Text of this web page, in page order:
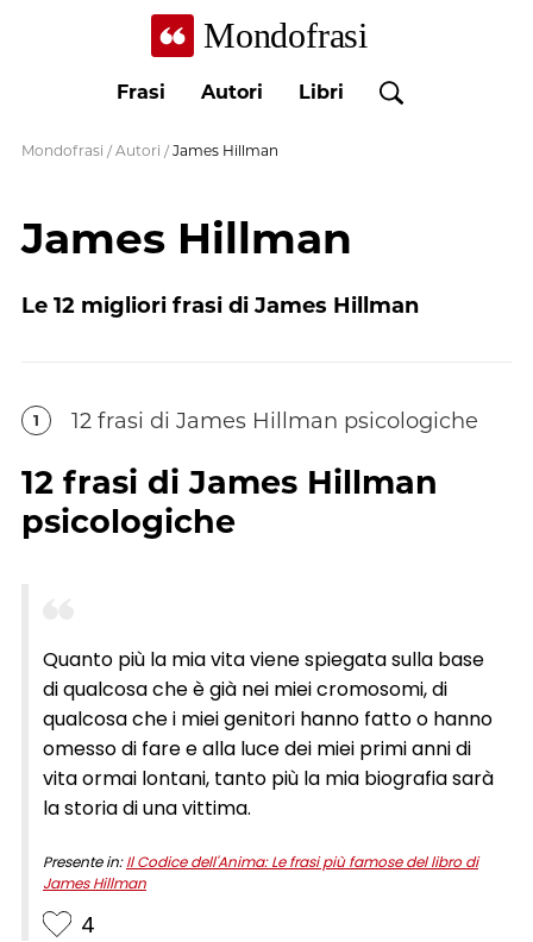
Mondofrasi
Frasi Autori Libri
Mondofrasi / Autori / James Hillman
James Hillman
Le 12 migliori frasi di James Hillman
1 12 frasi di James Hillman psicologiche
12 frasi diJames Hillman
psicologiche
Quanto più la mia vita viene spiegata sulla base
di qualcosa che è già nei miei cromosomi, di
qualcosa che i miei genitori hanno fatto o hanno
omesso di fare e alla luce dei miei primi anni di
vita ormai lontani, tanto più la mia biografia sarà
la storia di una vittima.
Presente in:Il Codice dell'Anima: Le frasi più famose del libro di
James Hillman
4